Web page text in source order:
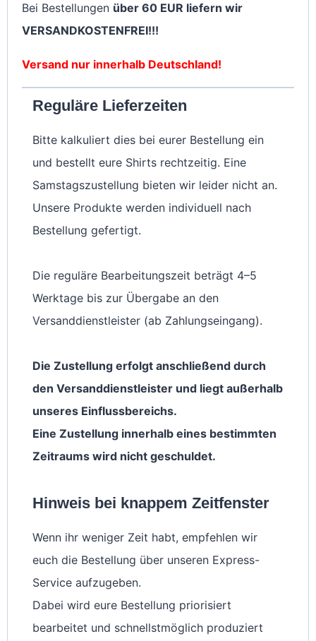
Bei Bestellungen über 60 EUR liefern wir
VERSANDKOSTENFREI!!!
Versand nur innerhalb Deutschland!
Reguläre Lieferzeiten
Bitte kalkuliert dies bei eurer Bestellung ein
und bestellt eure Shirts rechtzeitig. Eine
Samstagszustellung bieten wir leider nicht an.
Unsere Produkte werden individuell nach
Bestellung gefertigt.
Die reguläre Bearbeitungszeit beträgt 4–5
Werktage bis zur Übergabe an den
Versanddienstleister (ab Zahlungseingang).
Die Zustellung erfolgt anschließend durch
den Versanddienstleister und liegt außerhalb
unseres Einflussbereichs.
Eine Zustellung innerhalb eines bestimmten
Zeitraums wird nicht geschuldet.
Hinweis bei knappem Zeitfenster
Wenn ihr weniger Zeit habt, empfehlen wir
euch die Bestellung über unseren Express-
Service aufzugeben.
Dabei wird eure Bestellung priorisiert
bearbeitet und schnellstmöglich produziert